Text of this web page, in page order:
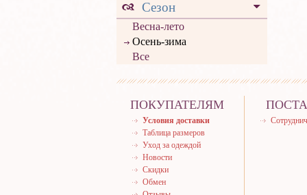
Сезон
Весна-лето
Осень-зима
Все
ПОКУПАТЕЛЯМ
Условия доставки
Таблица размеров
Уход за одеждой
Новости
Скидки
Обмен